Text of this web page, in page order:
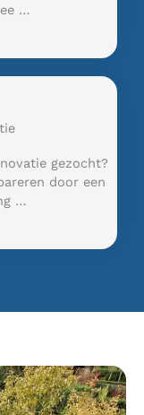
…
gezocht?
door een
…